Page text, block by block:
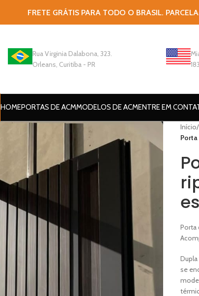
FRETE GRÁTIS PARA TODO O BRASIL.
Rua Virginia Dalabona, 323.
Orleans, Curitiba - PR
HOMEPORTAS DE ACMMODELOS DE ACMENTRE EM
Início/
Porta
se